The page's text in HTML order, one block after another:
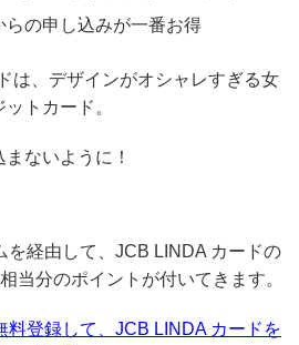
らの申し込みが一番お得
は、デザインがオシャレすぎる女
トカード。
ないように！
を経由して、JCB LINDA カードの
当分のポイントが付いてきます。
料登録して、JCB LINDA カードを